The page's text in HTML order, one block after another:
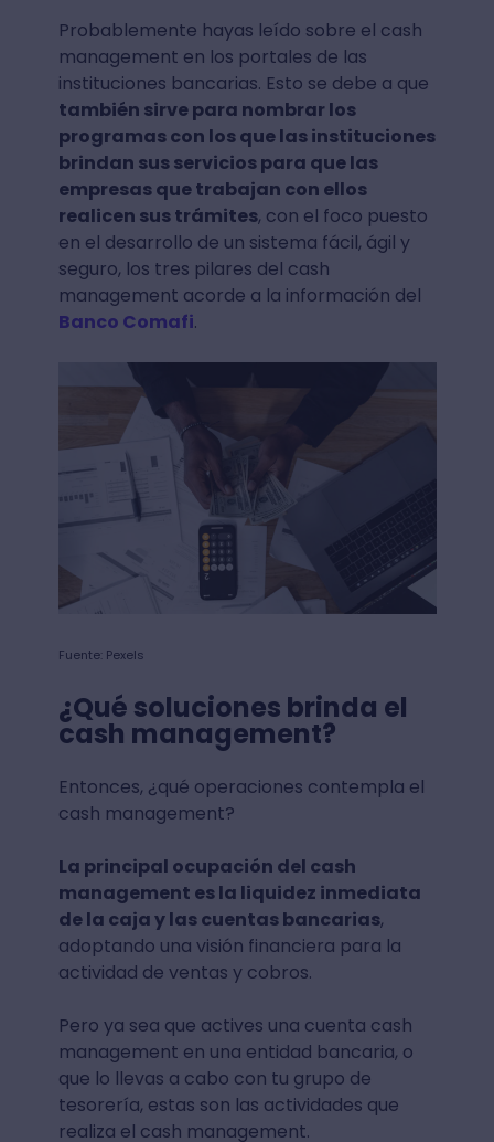
Probablemente hayas leído sobre el cash
management en los portales de las
instituciones bancarias. Esto se debe a que
también sirve para nombrar los
programas con los que las instituciones
brindan sus servicios para que las
empresas que trabajan con ellos
realicen sus trámites, con el foco puesto
en el desarrollo de un sistema fácil, ágil y
seguro, los tres pilares del cash
management acorde a la información del
Banco Comafi.
Fuente: Pexels
¿Qué soluciones brinda el
cash management?
Entonces, ¿qué operaciones contempla el
cash management?
La principal ocupación del cash
management es la liquidez inmediata
de la caja y las cuentas bancarias,
adoptando una visión financiera para la
actividad de ventas y cobros.
Pero ya sea que actives una cuenta cash
management en una entidad bancaria, o
que lo llevas a cabo con tu grupo de
tesorería, estas son las actividades que
realiza el cash management.